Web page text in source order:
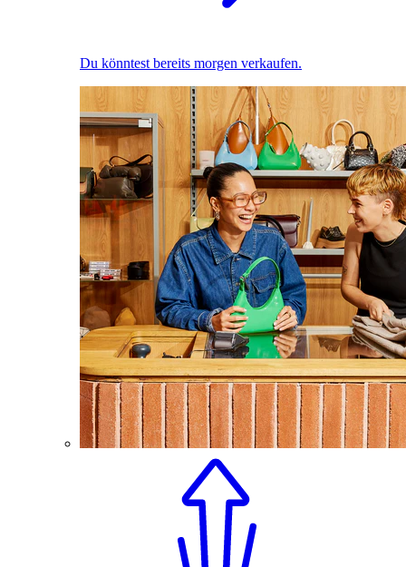
Du könntest bereits morgen verkaufen.